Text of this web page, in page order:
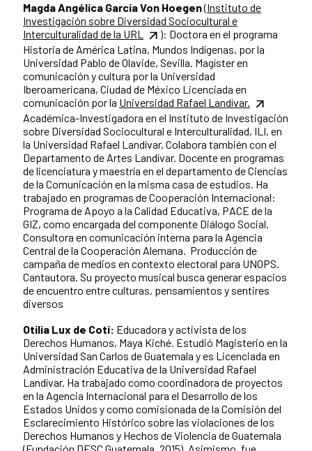
Magda Angélica García Von Hoegen(Instituto de
Investigación sobre Diversidad Sociocultural e
Interculturalidad de la URL
): Doctora en el programa
Historia de América Latina, Mundos Indígenas, por la
Universidad Pablo de Olavide, Sevilla. Magíster en
comunicación y cultura por la Universidad
Iberoamericana, Ciudad de México Licenciada en
comunicación por la Universidad Rafael Landívar.
Académica-Investigadora en el Instituto de Investigación
sobre Diversidad Sociocultural e Interculturalidad, ILI, en
la Universidad Rafael Landívar, Colabora también con el
Departamento de Artes Landívar. Docente en programas
de licenciatura y maestría en el departamento de Ciencias
de la Comunicación en la misma casa de estudios. Ha
trabajado en programas de Cooperación Internacional:
Programa de Apoyo a la Calidad Educativa, PACE de la
GIZ, como encargada del componente Diálogo Social.
Consultora en comunicación interna para la Agencia
Central de la Cooperación Alemana. Producción de
campaña de medios en contexto electoral para UNOPS.
Cantautora. Su proyecto musical busca generar espacios
de encuentro entre culturas, pensamientos y sentires
diversos
Otilia Lux de Cotí: Educadora y activista de los
Derechos Humanos, Maya Kiché. Estudió Magisterio en la
Universidad San Carlos de Guatemala y es Licenciada en
Administración Educativa de la Universidad Rafael
Landívar. Ha trabajado como coordinadora de proyectos
en la Agencia Internacional para el Desarrollo de los
Estados Unidos y como comisionada de la Comisión del
Esclarecimiento Histórico sobre las violaciones de los
Derechos Humanos y Hechos de Violencia de Guatemala